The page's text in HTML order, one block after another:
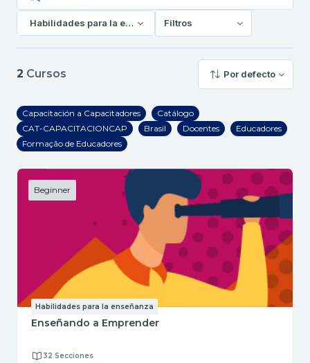
Buscar cursos
Habilidades para la enseñanzaFiltros
2 Cursos Por defecto
Capacitación a Capacitadores
Catálogo
CAT-CAPACITACIONCAP
Brasil Docentes
Educadores
Formação de Educadores
Beginner
Habilidades para la enseñanza
Enseñando a Emprender
32 Secciones